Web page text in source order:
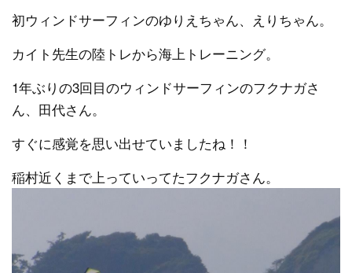
初ウィンドサーフィンのゆりえちゃん、えりちゃん。
カイト先生の陸トレから海上トレーニング。
1年ぶりの3回目のウィンドサーフィンのフクナガさ
ん、田代さん。
すぐに感覚を思い出せていましたね！！
稲村近くまで上っていってたフクナガさん。